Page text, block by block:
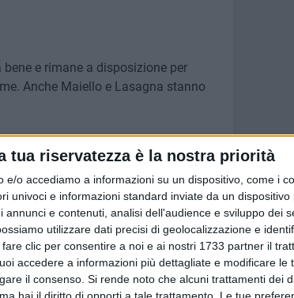
tua riservatezza è la nostra priorità
e/o accediamo a informazioni su un dispositivo, come i
univoci e informazioni standard inviate da un dispositivo
e contenuti, analisi dell'audience e sviluppo dei
utilizzare dati precisi di geolocalizzazione e
clic per consentire a noi e ai nostri 1733 partner il
accedere a informazioni più dettagliate e modificare le
il consenso. Si rende noto che alcuni trattamenti dei
e rimane a disposizione per
Anche Maiello e Lasagna stanno
siamo calati abbiamo concesso tre
stiamo ancora lavorando per